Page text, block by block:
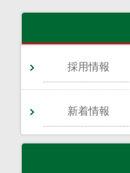
採用情報
新着情報